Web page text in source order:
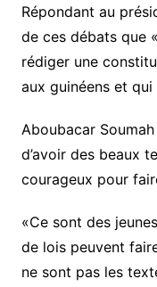
Répondant au
de ces débats que
rédiger une
aux guinéens et
Aboubacar Soumah
d’avoir des beaux
courageux pour
«Ce sont des
de lois peuvent
ne sont pas les